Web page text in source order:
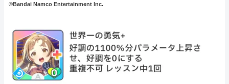
©Bandai Namco Entertainment Inc.